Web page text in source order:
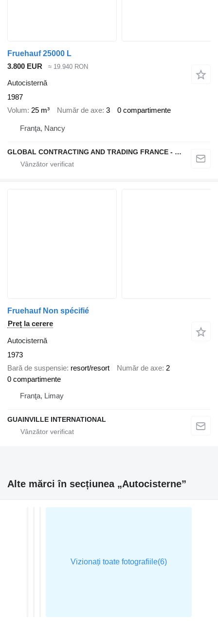
Fruehauf 25000 L
3.800 EUR
≈ 19.940 RON
Autocisternă
1987
Volum 25 m³ Număr de axe 3 0 compartimente
Franţa, Nancy
GLOBAL CONTRACTING AND TRADING FRANCE - GCTF
Fruehauf Non spécifié
Preț la cerere
Autocisternă
1973
Bară de suspensie resort/resort Număr de axe 2
0 compartimente
Franţa, Limay
GUAINVILLE INTERNATIONAL
Alte mărci în secțiunea „Autocisterne”